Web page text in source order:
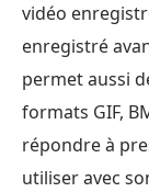
vidéo
enregistré
permet aussi
formats GIF,
répondre à
utiliser avec